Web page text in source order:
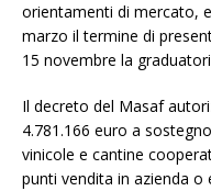
orientamenti di mercato,
marzo il termine di
15 novembre la
Il decreto del Masaf
4.781.166 euro a
vinicole e cantine
punti vendita in azienda o